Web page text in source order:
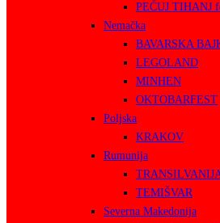
PEČUJ TIHANJ
Nemačka
BAVARSKA
LEGOLAND
MINHEN
OKTOBARFEST
Poljska
KRAKOV
Rumunija
TEMIŠVAR
Severna Makedonija